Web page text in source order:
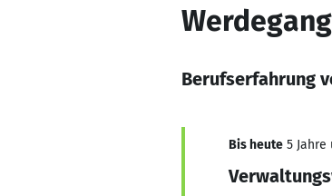
Werdegang
Berufserfahrung
Bis heute 5 Jahre